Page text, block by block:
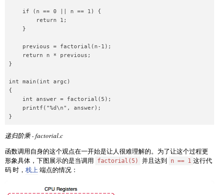
    if (n == 0 || n == 1) {
        return 1;
    }
    previous = factorial(n-1);
    return n * previous;
}
int main(int argc)
{
    int answer = factorial(5);
    printf("%d\n", answer);
递归阶乘 - factorial.c
函数调用自身的这个观点在一开始是让人很难理解的。为了让这个过程更
形象具体，下图展示的是当调用
factorial(5) 并且达到 n == 1 这行代
码 时， 栈上端点的情况：